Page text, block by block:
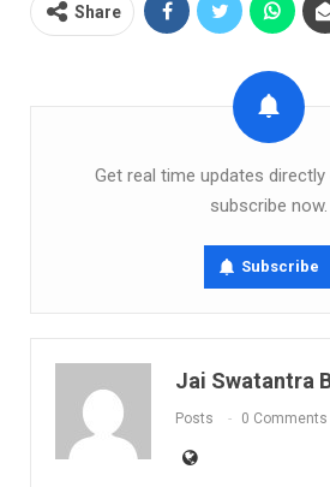
Share
Get real time updates directly
subscribe now.
Subscribe
Jai Swatantra
Posts 0 Comments